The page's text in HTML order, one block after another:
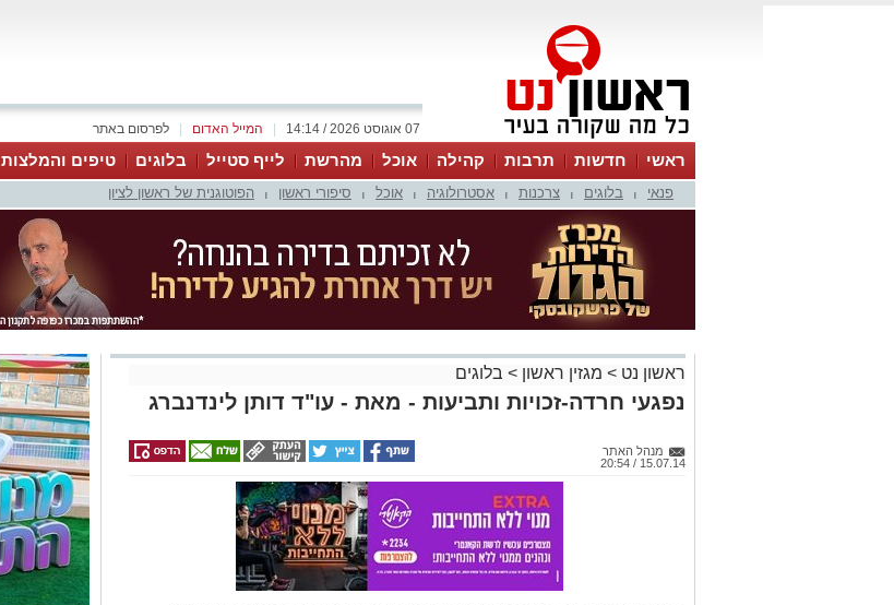
לפרסום באתר המייל האדום 07 אוגוסט 2026 / 14:14
ראשי חדשות תרבות קהילה אוכל מהרשת לייף סטייל בלוגים טיפים והמלצות
פנאי בלוגים צרכנות אסטרולוגיה אוכל סיפורי ראשון הפוטוגנית של ראשון לציון
ראשון נט > מגזין ראשון > בלוגים
נפגעי חרדה-זכויות ותביעות - מאת - עו"ד דותן לינדנברג
מנהל האתר
15.07.14 / 20:54